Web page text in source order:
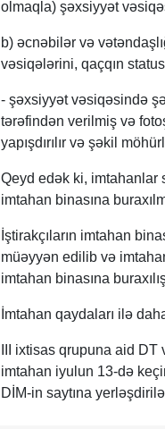
olmaqla) şəxsiyyət
b) əcnəbilər və
vəsiqələrini, qaçqın
- şəxsiyyət vəsiqəsində
tərəfindən verilmiş və
yapışdırılır və şəkil
Qeyd edək ki, imtahanlar
imtahan binasına
İştirakçıların imtahan
müəyyən edilib və
imtahan binasına
İmtahan qaydaları ilə
III ixtisas qrupuna aid
imtahan iyulun 13-də
DİM-in saytına